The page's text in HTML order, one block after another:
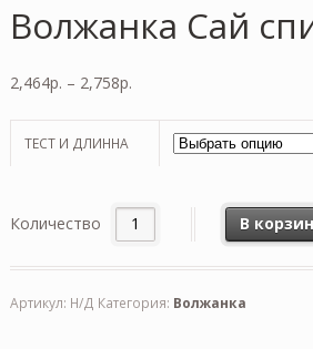
Волжанка Сай
2,464р. – 2,758р.
ТЕСТ И ДЛИННА
Количество В
Артикул: Н/Д Категория: Волжанка